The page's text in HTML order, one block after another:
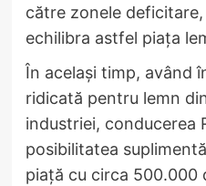
către zonele
echilibra astfel piața
​În același timp, având
ridicată pentru lemn
industriei, conducerea
posibilitatea
piață cu circa 500.000